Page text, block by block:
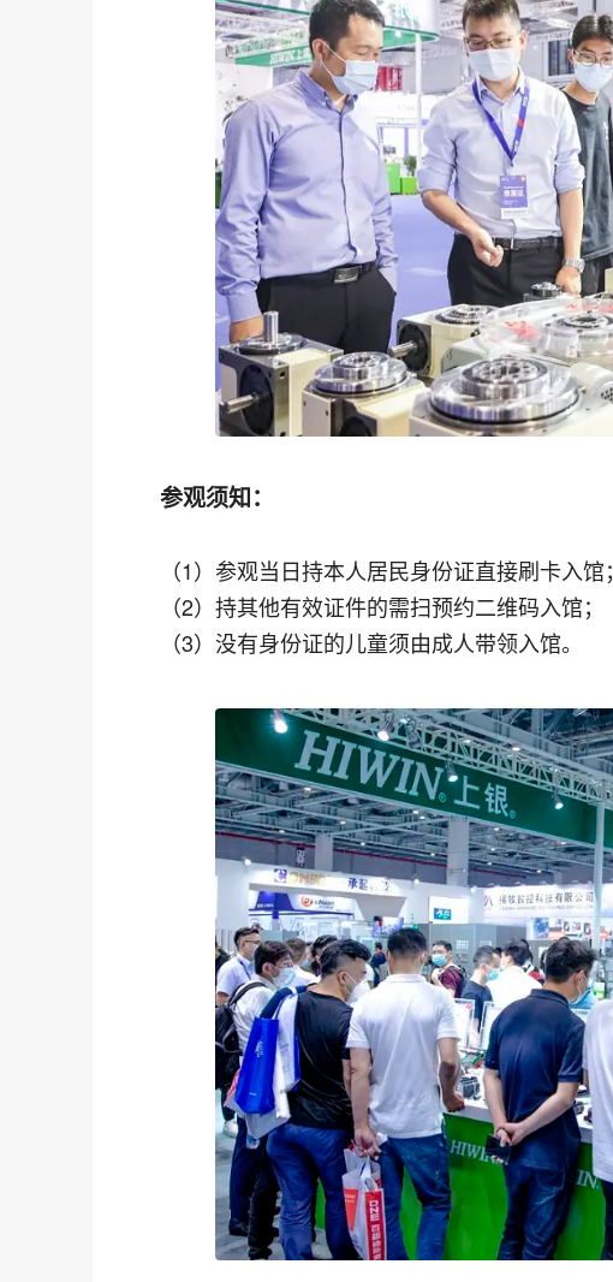
参观须知：
（1）参观当日持本人居民身份证直接刷卡入馆；
（2）持其他有效证件的需扫预约二维码入馆；
（3）没有身份证的儿童须由成人带领入馆。